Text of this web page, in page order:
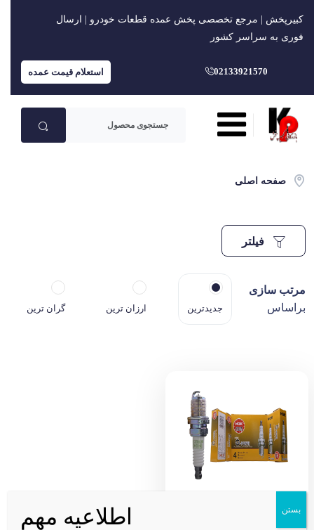
کبیرپخش | مرجع تخصصی پخش عمده قطعات خودرو | ارسال
فوری به سراسر کشور
02133921570 استعلام قیمت عمده
صفحه اصلی
فیلتر
مرتب سازی
براساس
جدیدترین ارزان ترین گران ترین
اطلاعیه مهم بستن